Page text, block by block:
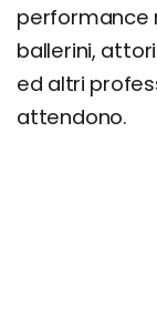
performance
ballerini,
ed altri
attendono.